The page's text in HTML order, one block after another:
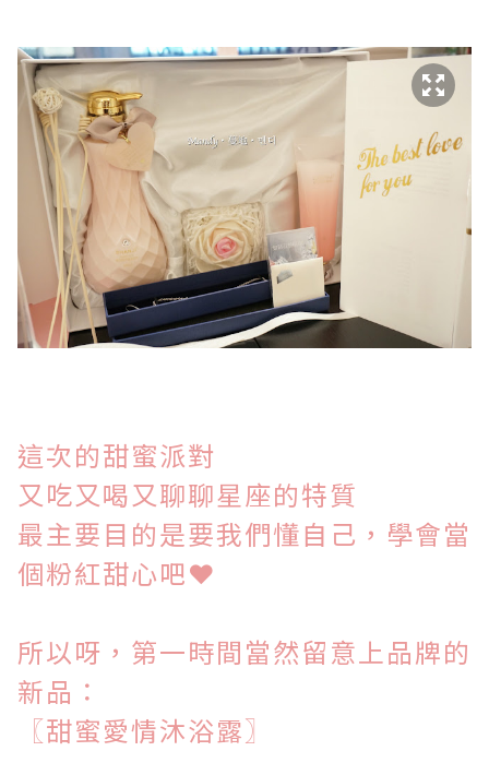
這次的甜蜜派對
又吃又喝又聊聊星座的特質
最主要目的是要我們懂自己，學會當
個粉紅甜心吧❤
所以呀，第一時間當然留意上品牌的
新品：
〖甜蜜愛情沐浴露〗